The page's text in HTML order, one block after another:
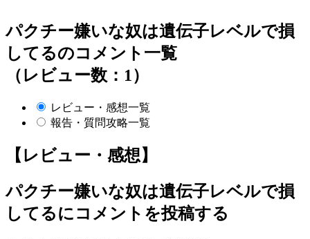
パクチー嫌いな奴は遺伝子レベルで損
してるのコメント一覧
（レビュー数：1）
レビュー・感想一覧
報告・質問攻略一覧
【レビュー・感想】
パクチー嫌いな奴は遺伝子レベルで損
してるにコメントを投稿する